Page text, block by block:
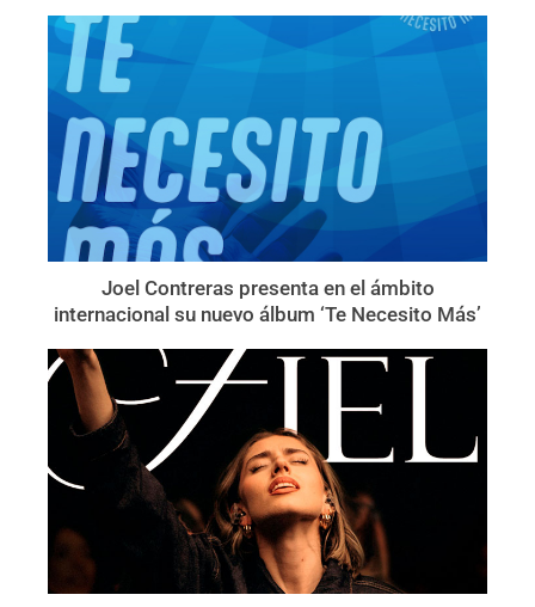
Joel Contreras presenta en el ámbito
internacional su nuevo álbum ‘Te Necesito Más’